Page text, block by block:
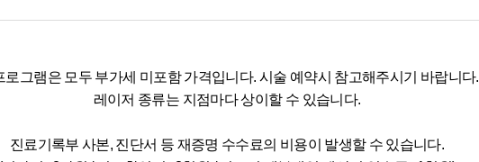
로그램은 모두 부가세 미포함 가격입니다. 시술 예약시 참고해주시기 바랍니다.
레이저 종류는 지점마다 상이할 수 있습니다.
진료기록부 사본, 진단서 등 재증명 수수료의 비용이 발생할 수 있습니다.